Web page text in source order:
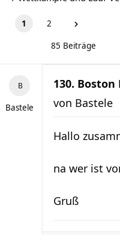
1 2
85 Beiträge
Bastele
130.
von Bastele
Hallo
na wer ist
Gruß